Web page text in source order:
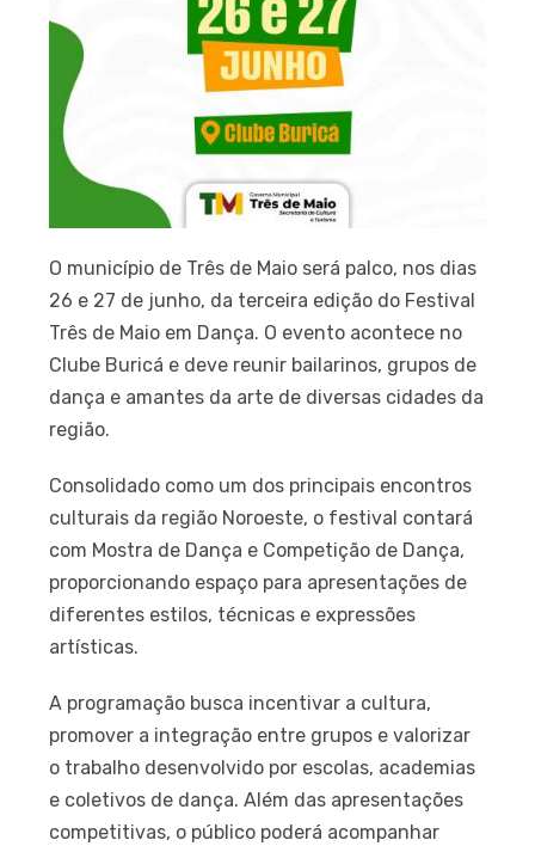
O município de Três de Maio será palco, nos dias
26 e 27 de junho, da terceira edição do Festival
Três de Maio em Dança. O evento acontece no
Clube Buricá e deve reunir bailarinos, grupos de
dança e amantes da arte de diversas cidades da
região.
Consolidado como um dos principais encontros
culturais da região Noroeste, o festival contará
com Mostra de Dança e Competição de Dança,
proporcionando espaço para apresentações de
diferentes estilos, técnicas e expressões
artísticas.
A programação busca incentivar a cultura,
promover a integração entre grupos e valorizar
o trabalho desenvolvido por escolas, academias
e coletivos de dança. Além das apresentações
competitivas, o público poderá acompanhar